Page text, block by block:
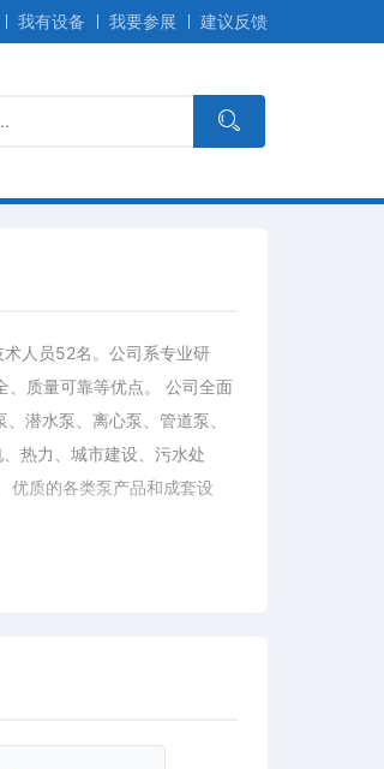
我有设备 我要参展 建议反馈
人员52名。公司系专业研
、质量可靠等优点。 公司全面
潜水泵、离心泵、管道泵、
热力、城市建设、污水处
优质的各类泵产品和成套设